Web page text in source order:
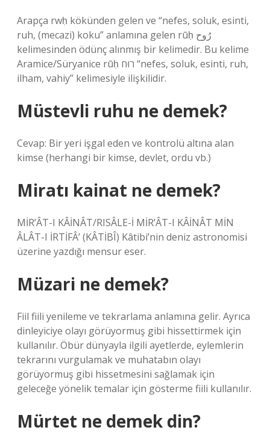
Arapça rwḥ kökünden gelen ve “nefes, soluk, esinti,
ruh, (mecazi) koku” anlamına gelen rūḥ رُوح
kelimesinden ödünç alınmış bir kelimedir. Bu kelime
Aramice/Süryanice rūḥ רוּח “nefes, soluk, esinti, ruh,
ilham, vahiy” kelimesiyle ilişkilidir.
Müstevli ruhu ne demek?
Cevap: Bir yeri işgal eden ve kontrolü altına alan
kimse (herhangi bir kimse, devlet, ordu vb.)
Miratı kainat ne demek?
MİR’ÂT-I KÂİNÂT/RISÂLE-İ MİR’ÂT-I KÂİNÂT MİN
ÂLÂT-I İRTİFÂ’ (KÂTİBÎ) Kâtibi’nin deniz astronomisi
üzerine yazdığı mensur eser.
Müzari ne demek?
Fiil fiili yenileme ve tekrarlama anlamına gelir. Ayrıca
dinleyiciye olayı görüyormuş gibi hissettirmek için
kullanılır. Öbür dünyayla ilgili ayetlerde, eylemlerin
tekrarını vurgulamak ve muhatabın olayı
görüyormuş gibi hissetmesini sağlamak için
geleceğe yönelik temalar için gösterme fiili kullanılır.
Mürtet ne demek din?